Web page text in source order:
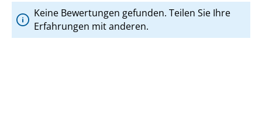
Keine Bewertungen gefunden. Teilen Sie Ihre
Erfahrungen mit anderen.